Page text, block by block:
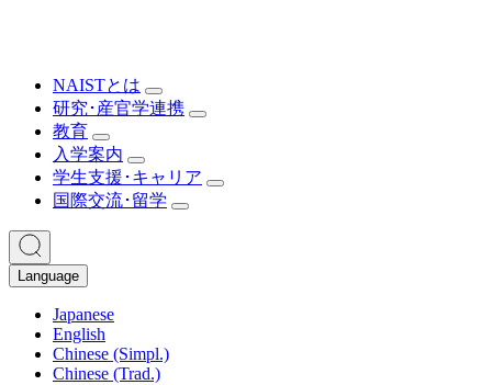
NAISTとは
研究･産官学連携
教育
入学案内
学生支援･キャリア
国際交流･留学
Language
Japanese
English
Chinese (Simpl.)
Chinese (Trad.)